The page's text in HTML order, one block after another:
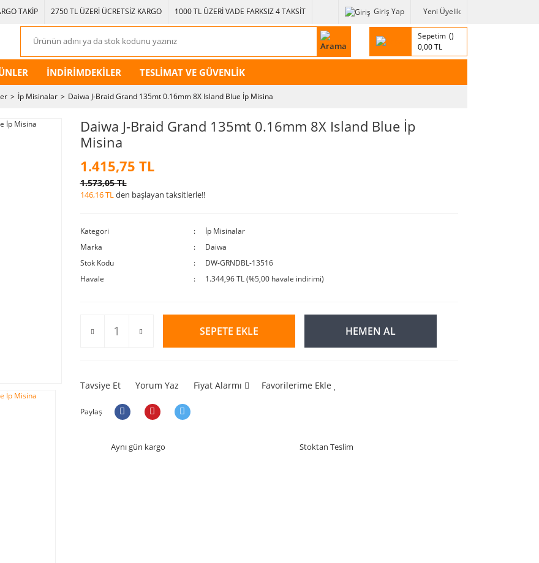
TAKİP 2750 TL ÜZERİ ÜCRETSİZ KARGO 1000 TL ÜZERİ VADE FARKSIZ 4 TAKSİT Giriş Yap Yeni Üyelik
Sepetim
0,00 TL
İNDİRİMDEKİLER TESLİMAT VE GÜVENLİK
İp Misinalar Daiwa J-Braid Grand 135mt 0.16mm 8X Island Blue İp Misina
Daiwa J-Braid Grand 135mt 0.16mm 8X Island Blue İp
Misina
1.415,75 TL
1.573,05 TL
146,16 TLden başlayan taksitlerle!!
Kategori
İp Misinalar
Marka
Daiwa
Stok Kodu
DW-GRNDBL-13516
Havale
1.344,96 TL (%5,00 havale indirimi)
SEPETE EKLE HEMEN AL
Tavsiye Et Yorum Yaz Fiyat Alarmı Favorilerime Ekle
Paylaş
Aynı gün kargo Stoktan Teslim